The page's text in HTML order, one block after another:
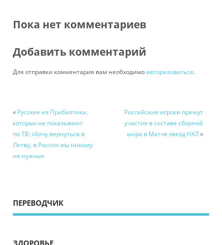
Пока нет комментариев
Добавить комментарий
Для отправки комментария вам необходимоавторизоваться.
« Русские из Прибалтики,
которых не показывают
по ТВ: «Хочу вернуться в
Литву, в России мы никому
не нужны»
Российские игроки примут
участие в составе сборной
мира в Матче звезд НХЛ»
ПЕРЕВОДЧИК
ЗДОРОВЬЕ